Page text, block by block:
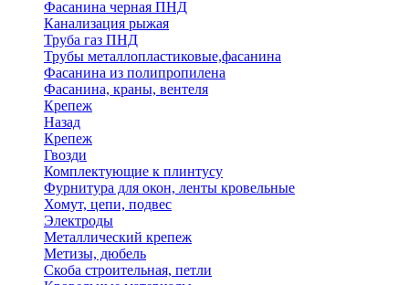
Фасанина черная ПНД
Канализация рыжая
Труба газ ПНД
Трубы металлопластиковые,фасанина
Фасанина из полипропилена
Фасанина, краны, вентеля
Крепеж
Назад
Крепеж
Гвозди
Комплектующие к плинтусу
Фурнитура для окон, ленты кровельные
Хомут, цепи, подвес
Электроды
Металлический крепеж
Метизы, дюбель
Скоба строительная, петли